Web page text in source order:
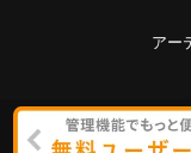
アー